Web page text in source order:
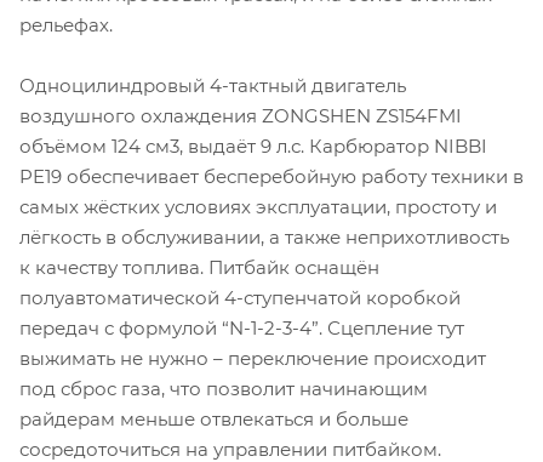
рельефах.
Одноцилиндровый 4-тактный двигатель
воздушного охлаждения ZONGSHEN ZS154FMI
объёмом 124 см3, выдаёт 9 л.с. Карбюратор NIBBI
PE19 обеспечивает бесперебойную работу техники в
самых жёстких условиях эксплуатации, простоту и
лёгкость в обслуживании, а также неприхотливость
к качеству топлива. Питбайк оснащён
полуавтоматической 4-ступенчатой коробкой
передач с формулой “N-1-2-3-4”. Сцепление тут
выжимать не нужно – переключение происходит
под сброс газа, что позволит начинающим
райдерам меньше отвлекаться и больше
сосредоточиться на управлении питбайком.